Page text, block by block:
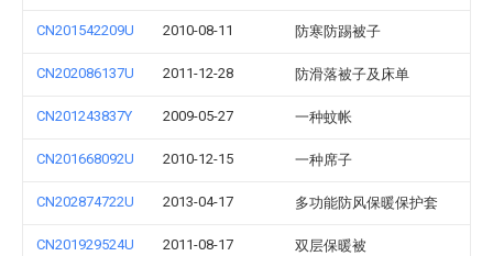
CN201542209U 2010-08-11 防寒防踢被子
CN202086137U 2011-12-28 防滑落被子及床单
CN201243837Y 2009-05-27 一种蚊帐
CN201668092U 2010-12-15 一种席子
CN202874722U 2013-04-17 多功能防风保暖保护套
CN201929524U 2011-08-17 双层保暖被